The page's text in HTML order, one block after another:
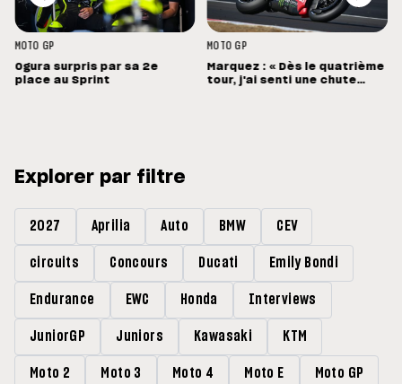
MOTO GP
Ogura surpris par sa 2e
place au Sprint
MOTO GP
Marquez : « Dès le quatrième
tour, j'ai senti une chute
Explorer par filtre
2027 Aprilia Auto BMW CEV
circuits Concours Ducati Emily Bondi
Endurance EWC Honda Interviews
JuniorGP Juniors Kawasaki KTM
Moto 2 Moto 3 Moto 4 Moto E Moto GP